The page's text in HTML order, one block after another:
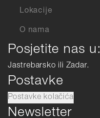
Lokacije
O nama
Posjetite nas u:
Jastrebarsko ili Zadar.
Postavke
Postavke kolačića
Newsletter